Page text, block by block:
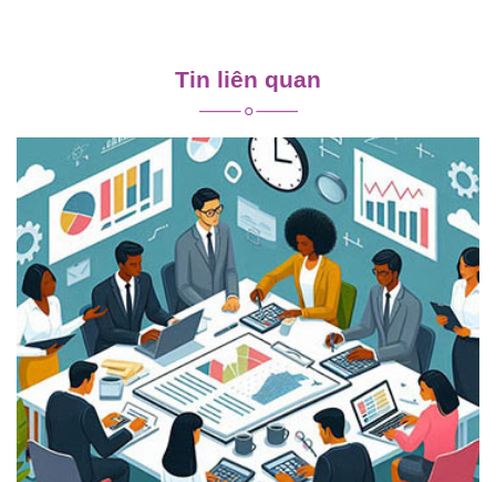
viết
Tin liên quan